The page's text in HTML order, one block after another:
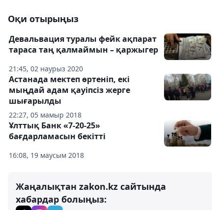
Оқи отырыңыз
21:45, 02 наурыз 2020
Девальвация туралы фейк ақпарат
тараса таң қалмаймын – қаржыгер
22:27, 05 мамыр 2018
Астанада мектеп өртеніп, екі
мыңдай адам қауіпсіз жерге
шығарылды
16:08, 19 маусым 2018
Ұлттық Банк «7-20-25»
бағдарламасын бекітті
Жаңалықтан zakon.kz сайтында
хабардар болыңыз: